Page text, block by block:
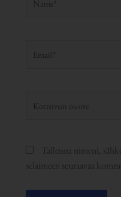
Tallenna nimeni,
selaimeen seuraavaa